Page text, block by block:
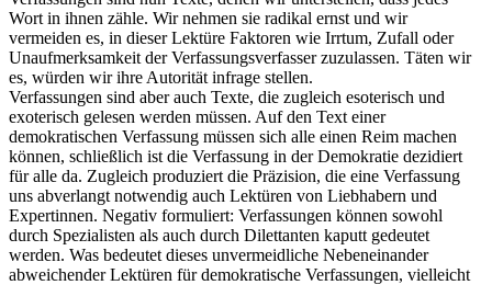
Wort in ihnen zähle. Wir nehmen sie radikal ernst und wir
vermeiden es, in dieser Lektüre Faktoren wie Irrtum, Zufall oder
Unaufmerksamkeit der Verfassungsverfasser zuzulassen. Täten wir
es, würden wir ihre Autorität infrage stellen.
Verfassungen sind aber auch Texte, die zugleich esoterisch und
exoterisch gelesen werden müssen. Auf den Text einer
demokratischen Verfassung müssen sich alle einen Reim machen
können, schließlich ist die Verfassung in der Demokratie dezidiert
für alle da. Zugleich produziert die Präzision, die eine Verfassung
uns abverlangt notwendig auch Lektüren von Liebhabern und
Expertinnen. Negativ formuliert: Verfassungen können sowohl
durch Spezialisten als auch durch Dilettanten kaputt gedeutet
werden. Was bedeutet dieses unvermeidliche Nebeneinander
abweichender Lektüren für demokratische Verfassungen, vielleicht